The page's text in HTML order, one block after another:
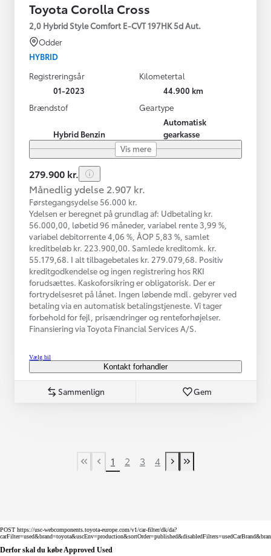
Toyota Corolla Cross
2,0 Hybrid Style Comfort E-CVT 197HK 5d Aut.
Odder
HYBRID
Registreringsår
01-2023
Kilometertal
44.900 km
Brændstof
Hybrid Benzin
Geartype
Automatisk
gearkasse
Vis mere
279.900 kr.
Månedlig ydelse 2.907 kr.
Førstegangsydelse 56.000 kr.
Ydelsen er beregnet på grundlag af: Udbetaling kr.
56.000,00, løbetid 96 måneder, variabel rente 3,99 %,
variabel debitorrente 4,06 %, ÅOP 5,83 %, samlet
kreditbeløb kr. 223.900,00. Samlede kreditomk. kr.
55.179,68. I alt tilbagebetales kr. 279.079,68. Positiv
kreditgodkendelse og ingen registrering hos RKI
forudsættes. Kaskoforsikring er obligatorisk. Der er
fortrydelsesret på lånet. Ingen løbende mdl. gebyrer ved
betaling via en automatisk betalingstjeneste. Vi tager
forbehold for fejl, prisændringer og renteforhøjelser.
Finansiering via Toyota Financial Services A/S.
Vælg bil
Kontakt forhandler
Sammenlign Gem
First Page
Tidligere side
1 2 3 4
Næste side
Last Page
POST https://usc-webcomponents.toyota-europe.com/v1/car-filter/dk/da?
Derfor skal du købe Approved Used